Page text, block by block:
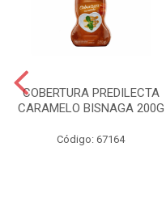
COBERTURA PREDILECTA
CARAMELO BISNAGA 200G
Código: 67164